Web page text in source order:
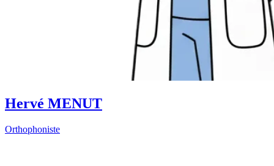
Hervé MENUT
Orthophoniste